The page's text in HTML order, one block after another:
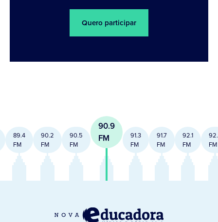
Quero participar
89.4
FM
90.2
FM
90.5
FM
90.9
FM
91.3
FM
91.7
FM
92.1
FM
FM